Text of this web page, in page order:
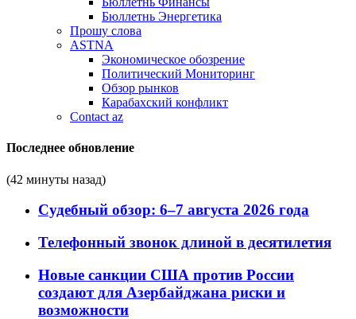
Бюллетнь Энергетика
Прошу слова
ASTNA
Экономическое обозрение
Политический Мониторинг
Обзор рынков
Карабахский конфликт
Contact az
Последнее обновление
(42 минуты назад)
Судебный обзор: 6–7 августа 2026 года
Телефонный звонок длиной в десятилетия
Новые санкции США против России
создают для Азербайджана риски и
возможности